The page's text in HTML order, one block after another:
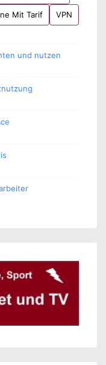
Mit Tarif VPN
und nutzen